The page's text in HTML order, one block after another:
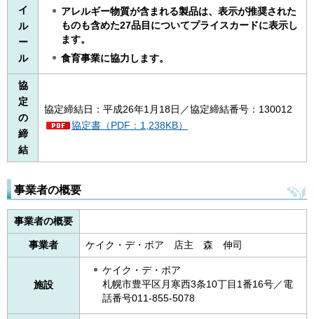
イ
ル
ー
ル
アレルギー物質が含まれる製品は、表示が推奨された
ものも含めた27品目についてプライスカードに表示し
ます。
食育事業に協力します。
協
定
の
締
結
協定締結日：平成26年1月18日／協定締結番号：130012
協定書（PDF：1,238KB）
事業者の概要
事業者の概要
事業者 ケイク・デ・ボア 店主 森 伸司
施設
ケイク・デ・ボア
札幌市豊平区月寒西3条10丁目1番16号／電
話番号011-855-5078